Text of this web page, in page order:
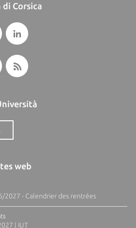
Corsica
web
2027 - Calendrier des rentrées
| IUT